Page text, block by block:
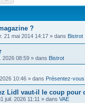
?
21 mai 2014 14:17 » dans Bistrot
2026 08:59 » dans Bistrot
10:46 » dans Présentez-vous
Lidl vaut-il le coup pour
juil. 2026 11:11 » dans VAE